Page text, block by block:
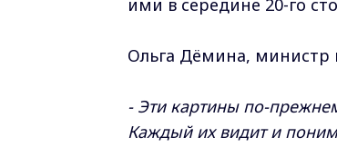
Ольга Дёмина, министр
- Эти картины по-
Каждый их видит и